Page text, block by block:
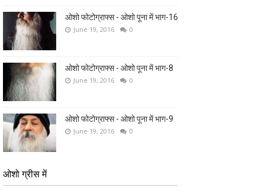
ओशो फोटोग्राफ्स - ओशो पूना में भाग-16
June 19, 2016 0
ओशो फोटोग्राफ्स - ओशो पूना में भाग-8
June 19, 2016 0
ओशो फोटोग्राफ्स - ओशो पूना में भाग-9
June 19, 2016 0
ओशो ग्रीस में